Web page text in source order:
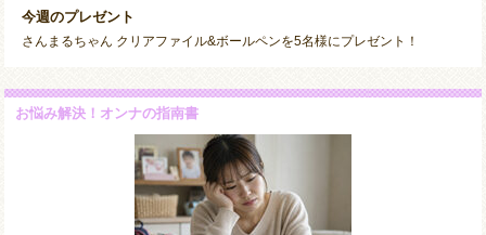
今週のプレゼント
さんまるちゃん クリアファイル&ボールペンを5名様にプレゼント！
お悩み解決！オンナの指南書